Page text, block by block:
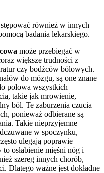
również w innych
badania lekarskiego.
może przebiegać w
większe trudności z
czy bodźców bólowych.
do mózgu, są one znane
połowa wszystkich
takie jak mrowienie,
ból. Te zaburzenia czucia
ponieważ odbierane są
Takie nieprzyjemne
w spoczynku,
ulegają poprawie
osłabienie mięśni nóg i
szereg innych chorób,
Dlatego ważne jest dokładne